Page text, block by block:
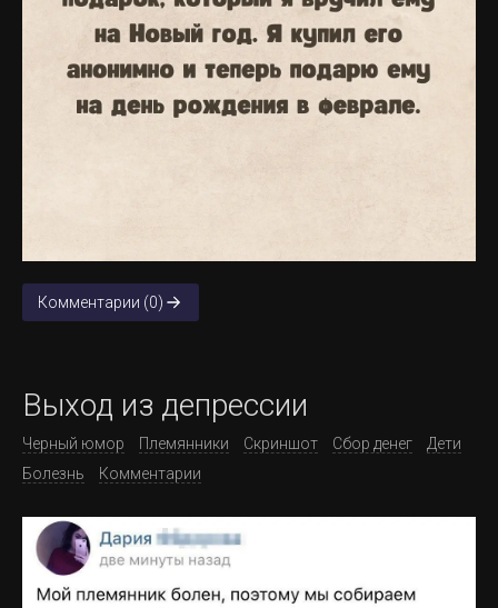
Комментарии (0)
Выход из депрессии
Черный юмор Племянники Скриншот Сбор денег
Дети
Болезнь
Комментарии